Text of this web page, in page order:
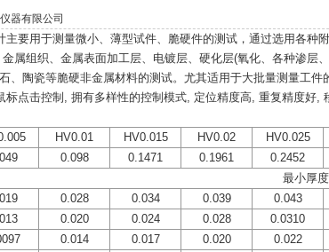
器有限公司
主要用于测量微小、薄型试件、脆硬件的测试，通过选用各种
属组织、金属表面加工层、电镀层、硬化层(氧化、各种渗
、陶瓷等脆硬非金属材料的测试。尤其适用于大批量测量工
标点击控制, 拥有多样性的控制模式, 定位精度高, 重复精度好,
HV0.01 HV0.015 HV0.02 HV0.025
0.098 0.1471 0.1961 0.2452
最小厚
0.028 0.034 0.039 0.043
0.020 0.024 0.028 0.0310
0.014 0.017 0.020 0.022